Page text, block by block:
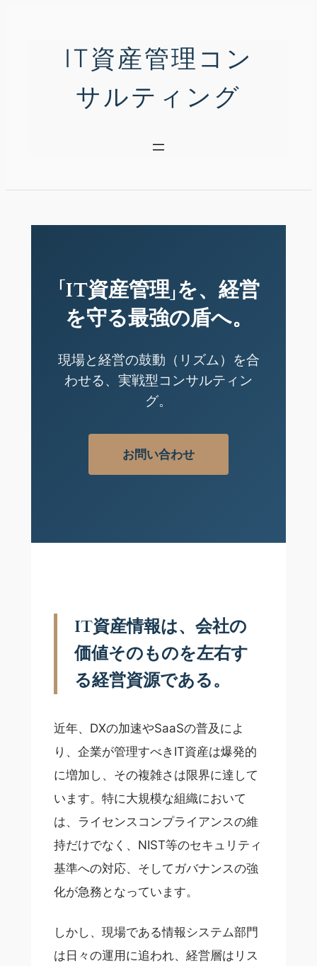
IT資産管理コン
サルティング
「IT資産管理」を、経営
を守る最強の盾へ。
現場と経営の鼓動（リズム）を合
わせる、実戦型コンサルティン
グ。
お問い合わせ
IT資産情報は、会社の
価値そのものを左右す
る経営資源である。
近年、DXの加速やSaaSの普及によ
り、企業が管理すべきIT資産は爆発的
に増加し、その複雑さは限界に達して
います。特に大規模な組織において
は、ライセンスコンプライアンスの維
持だけでなく、NIST等のセキュリティ
基準への対応、そしてガバナンスの強
化が急務となっています。
しかし、現場である情報システム部門
は日々の運用に追われ、経営層はリス